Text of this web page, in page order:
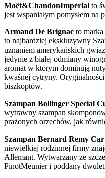
Moët&ChandonImpérial to
jest wspaniałym pomysłem na
Armand De Brignac to
to najbardziej ekskluzywny
uznaniem amerykańskich
jedynie z białej odmiany
aromat w którym dominują
kwaśnej cytryny.
biszkoptów.
Szampan Bollinger Special
wytrawny szampan
prażonych orzechów, jak
Szampan Bernard Remy
niewielkiej rodzinnej firmy
Allemant. Wytwarzany ze
PinotMeunier i poddany